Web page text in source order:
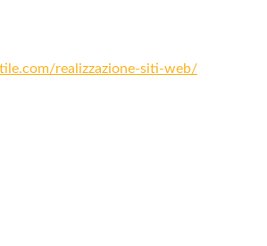
realizzazione-siti-web/